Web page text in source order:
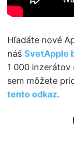
Hľadáte nové
náš SvetApple
1 000
sem môžete
tento odkaz.